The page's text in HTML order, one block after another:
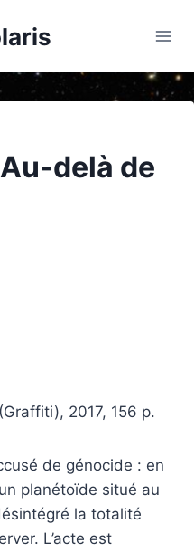
delà de
2017, 156 p.
de génocide : en
planétoïde situé au
la totalité
L’acte est